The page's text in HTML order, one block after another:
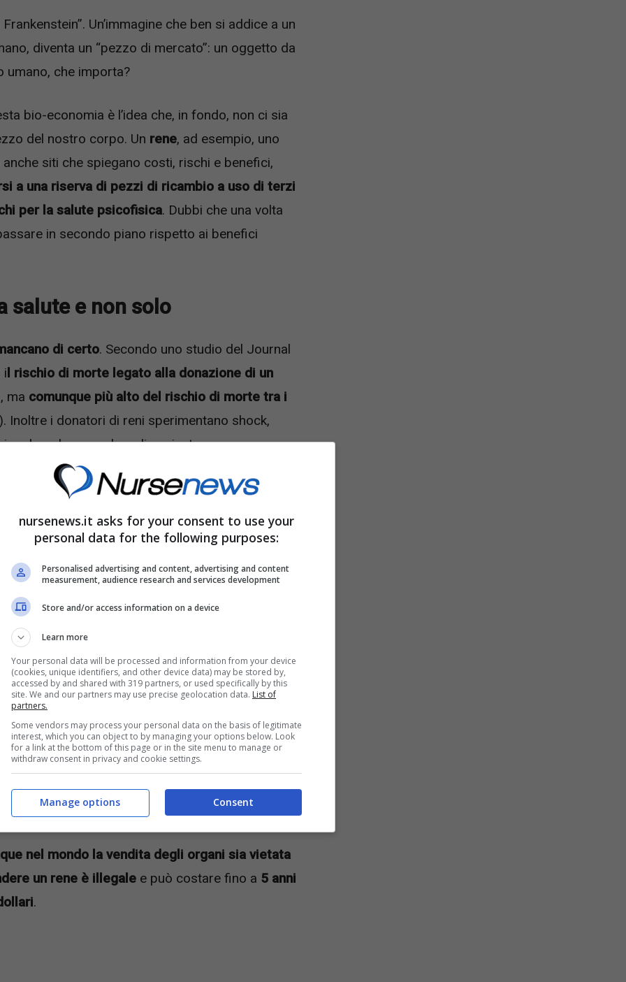
Un’immagine che ben si addice a un
diventa un “pezzo di mercato”: un oggetto da
umano, che importa?
bio-economia è l’idea che, in fondo, non ci sia
del nostro corpo. Un rene, ad esempio, uno
siti che spiegano costi, rischi e benefici,
a una riserva di pezzi di ricambio a uso di terzi
per la salute psicofisica. Dubbi che una volta
in secondo piano rispetto ai benefici
salute e non solo
di certo. Secondo uno studio del Journal
i l rischio di morte legato alla donazione di un
ma comunque più alto del rischio di morte tra i
). Inoltre i donatori di reni sperimentano shock,
dopo la procedura di espianto.
che, non è un mistero per nessuno,miete le sue
fortissimo disagio economico
di un organo del proprio corpo. Da qui trae
mafie
il mondo
nel mondo la vendita degli organi sia vietata
un rene è illegale e può costare fino a 5 anni
.
nursenews.it asks for your consent to use your
personal data for the following purposes:
Personalised advertising and content, advertising and content
measurement, audience research and services development
Store and/or access information on a device
Learn more
Your personal data will be processed and information from your device
(cookies, unique identifiers, and other device data) may be stored by,
accessed by and shared with 319 partners, or used specifically by this
site. We and our partners may use precise geolocation data. List of
partners.
Some vendors may process your personal data on the basis of legitimate
interest, which you can object to by managing your options below. Look
for a link at the bottom of this page or in the site menu to manage or
withdraw consent in privacy and cookie settings.
Consent
Manage options